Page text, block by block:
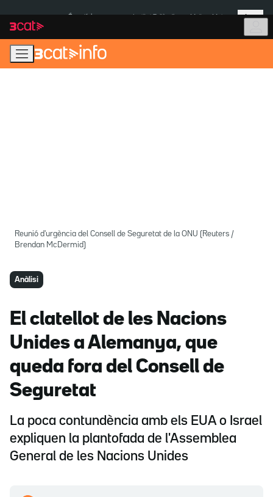
navegació
principal
contingut
Més
Reunió d'urgència del Consell de Seguretat de la ONU (Reuters /
Brendan McDermid)
Anàlisi
El clatellot de les Nacions
Unides a Alemanya, que
queda fora del Consell de
Seguretat
La poca contundència amb els EUA o Israel
expliquen la plantofada de l'Assemblea
General de les Nacions Unides